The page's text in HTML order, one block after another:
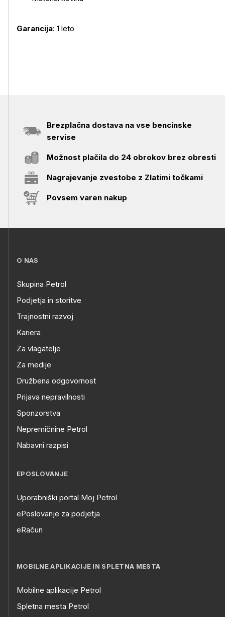
Garancija: 1 leto
Brezplačna dostava na vse bencinske
servise
Možnost plačila do 24 obrokov brez obresti
Nagrajevanje zvestobe z Zlatimi točkami
Povsem varen nakup
O NAS
Skupina Petrol
Podjetja in storitve
Trajnostni razvoj
Kariera
Za vlagatelje
Za medije
Družbena odgovornost
Prijava nepravilnosti
Sponzorstva
Nepremičnine Petrol
Nabavni razpisi
EPOSLOVANJE
Uporabniški portal Moj Petrol
ePoslovanje za podjetja
eRačun
MOBILNE APLIKACIJE IN SPLETNA MESTA
Mobilne aplikacije Petrol
Spletna mesta Petrol